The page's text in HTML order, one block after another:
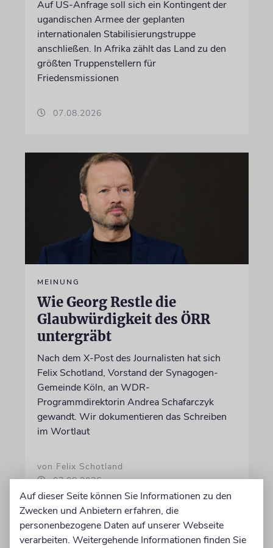
Auf US-Anfrage soll sich ein Kontingent der
ugandischen Armee der geplanten
internationalen Stabilisierungstruppe
anschließen. In Afrika zählt das Land zu den
größten Truppenstellern für
Friedensmissionen
07.08.2026
MEINUNG
Wie Georg Restle die
Glaubwürdigkeit des ÖRR
untergräbt
Nach dem X-Post des Journalisten hat sich
Felix Schotland, Vorstand der Synagogen-
Gemeinde Köln, an WDR-
Programmdirektorin Andrea Schafarczyk
gewandt. Wir dokumentieren das Schreiben
im Wortlaut
von Felix Schotland
07.08.2026
Auf dieser Seite können Sie Informationen zu den
Zwecken und Anbietern erfahren, die
personenbezogene Daten auf unserer Webseite
verarbeiten. Weitergehende Informationen finden Sie